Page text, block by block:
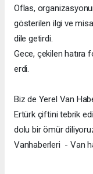
Oflas,
gösterilen ilgi ve
dile getirdi.
Gece, çekilen hatıra
erdi.
Biz de Yerel Van
Ertürk çiftini tebrik
dolu bir ömür
Vanhaberleri - Van